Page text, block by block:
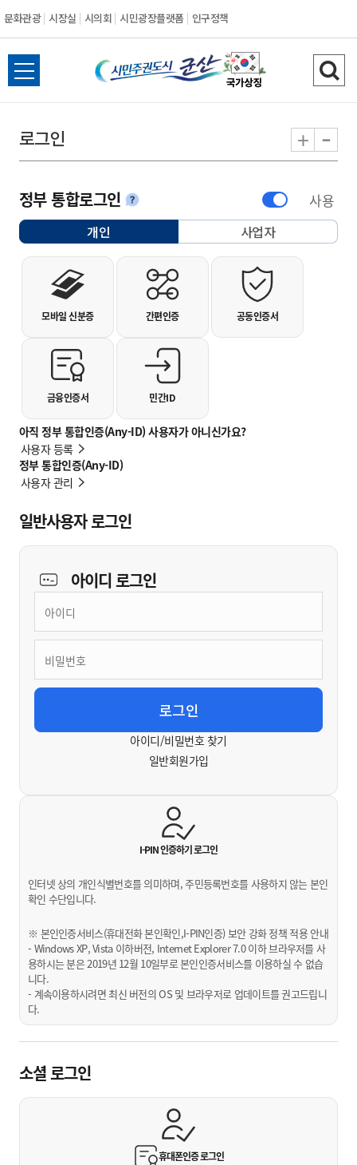
문화관광 시장실 시의회 시민광장플랫폼 인구정책
시민주권도시 군
전체메뉴 열기 검
로그인 + -
정부 통합로그인안내 사용
아직 정부 통합인증(Any-ID) 사용자가 아니신가요?
사용자 등록
정부 통합인증(Any-ID)
사용자 관리
개인선택됨 사업자
개인사용자 로그인
모바일 신분증 간편인증 공동인증서
금융인증서 민간ID
일반사용자 로그인
아이디로그인
아이디/비밀번호 찾기
일반회원가입
I-PIN 인증하기로그인
인터넷 상의 개인식별번호를 의미하며, 주민등록번호를 사용하지 않는 본인
확인 수단입니다.
※ 본인인증서비스(휴대전화 본인확인,I-PIN인증) 보안 강화 정책 적용 안내
- Windows XP, Vista 이하버전, Internet Explorer 7.0 이하 브라우저를 사
용하시는 분은 2019년 12월 10일부로 본인인증서비스를 이용하실 수 없습
니다.
- 계속이용하시려면 최신 버전의 OS 및 브라우저로 업데이트를 권고드립니
다.
소셜 로그인
휴대폰인증로그인